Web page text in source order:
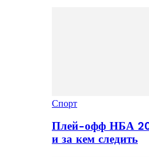
Спорт
Плей-офф НБА
и за кем следить